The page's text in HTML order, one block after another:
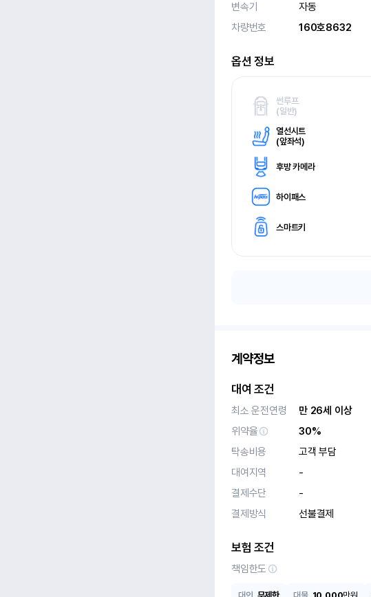
변속기
자동
차량번호
160호8632
옵션 정보
썬루프
(일반)
열선시트
(앞좌석)
후방 카메라
하이패스
스마트키
계약정보
대여 조건
최소 운전연령
만 26세 이상
위약율
30%
탁송비용
고객 부담
대여지역
-
결제수단
-
결제방식
선불결제
보험 조건
책임한도